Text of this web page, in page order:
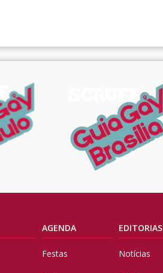
AGENDA
Festas
EDITORIAS
Notícias